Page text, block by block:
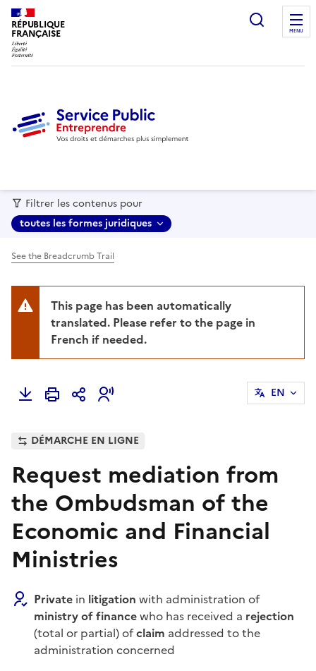
RÉPUBLIQUE
FRANÇAISE MENU
Filtrer les contenus pour
toutes les formes juridiques
See the Breadcrumb Trail
This page has been automatically
translated. Please refer to the page in
French if needed.
EN
DÉMARCHE EN LIGNE
Request mediation from
the Ombudsman of the
Economic and Financial
Ministries
Private in litigation with administration of
ministry of financewho has received a rejection
(total or partial) ofclaim addressed to the
administration concerned